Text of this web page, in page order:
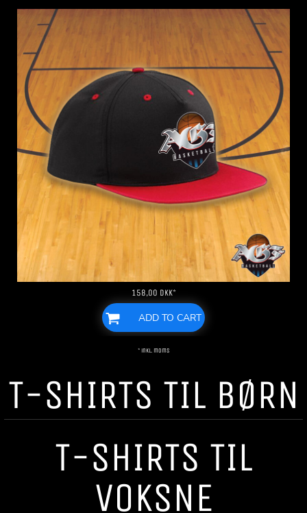
158,00 DKK*
ADD TO CART
* inkl. moms
T-SHIRTS TIL BØRN
T-SHIRTS TIL
VOKSNE